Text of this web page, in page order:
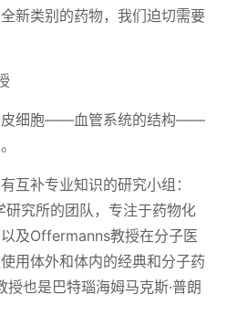
新类别的药物，我们迫切需要
皮细胞——血管系统的结构——
互补专业知识的研究小组：
究所的团队，专注于药物化
及Offermanns教授在分子医
用体外和体内的经典和分子药
也是巴特瑙海姆马克斯·普朗